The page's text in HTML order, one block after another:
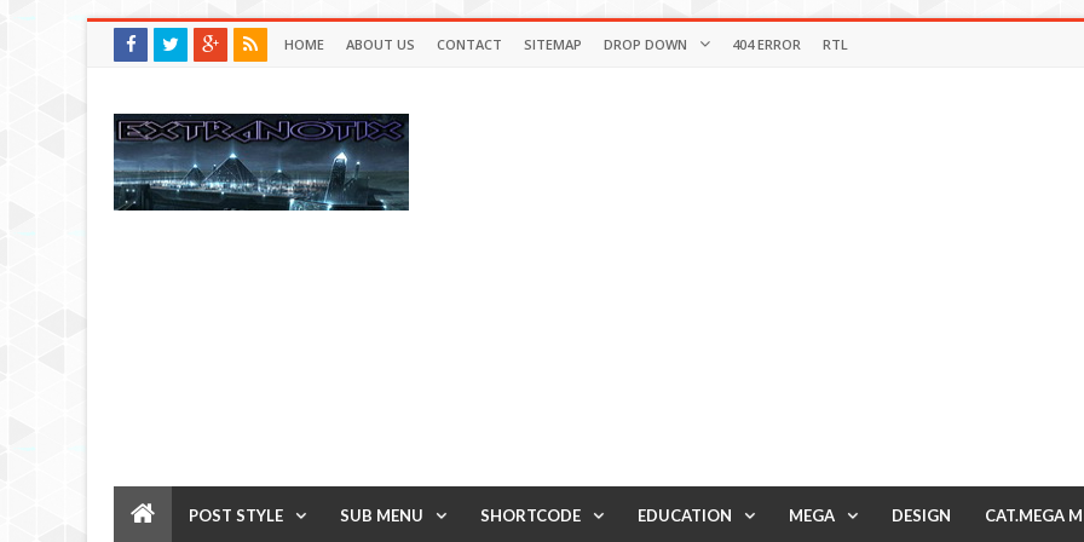
HOME ABOUT US CONTACT SITEMAP DROP DOWN 404 ERROR RTL
POST STYLE SUB MENU SHORTCODE EDUCATION MEGA DESIGN CAT.MEGA